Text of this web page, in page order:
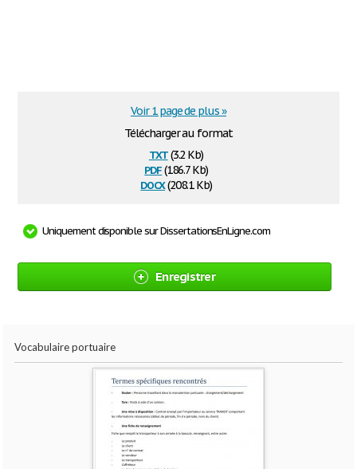
Télécharger au format
txt(3.2 Kb)
pdf(186.7 Kb)
docx(208.1 Kb)
Voir 1 page de plus »
Uniquement disponible sur DissertationsEnLigne.com
Enregistrer
Vocabulaire portuaire